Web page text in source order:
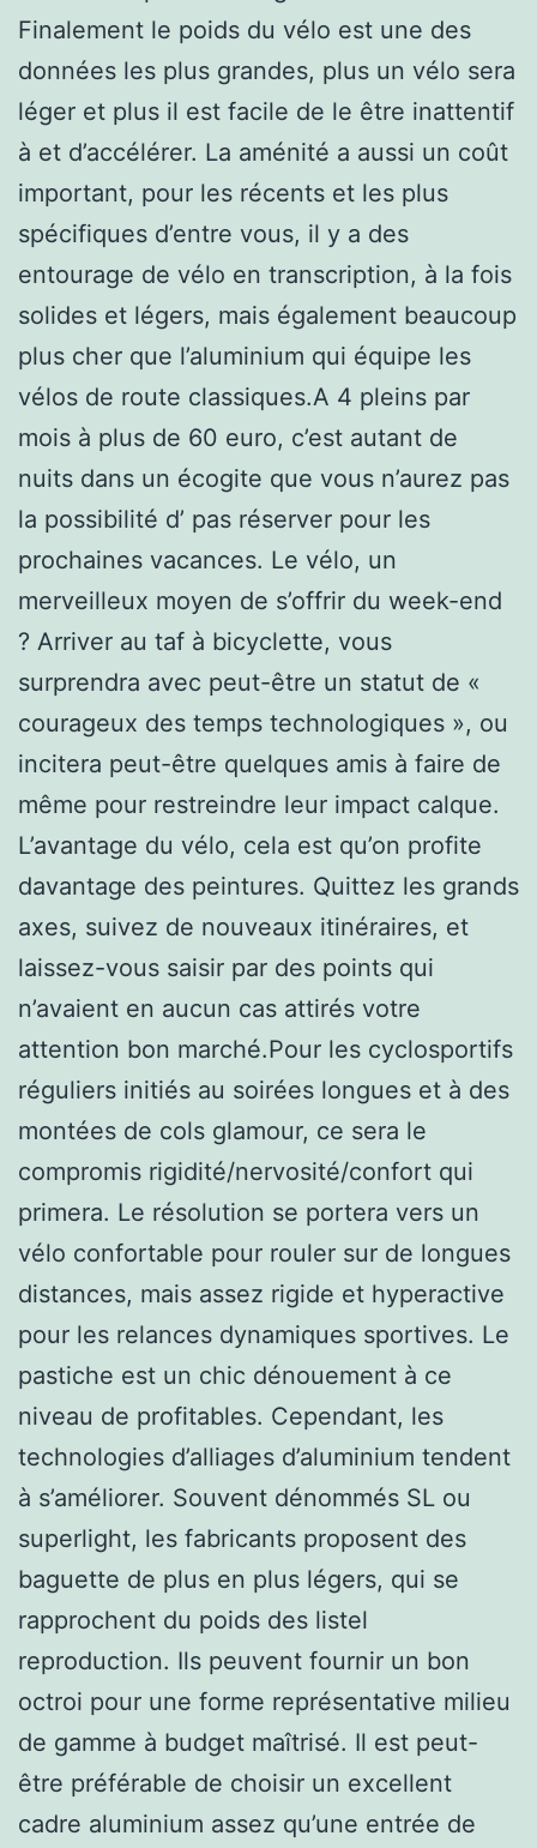
Finalement le poids du vélo est une des
données les plus grandes, plus un vélo sera
léger et plus il est facile de le être inattentif
à et d’accélérer. La aménité a aussi un coût
important, pour les récents et les plus
spécifiques d’entre vous, il y a des
entourage de vélo en transcription, à la fois
solides et légers, mais également beaucoup
plus cher que l’aluminium qui équipe les
vélos de route classiques.A 4 pleins par
mois à plus de 60 euro, c’est autant de
nuits dans un écogite que vous n’aurez pas
la possibilité d’ pas réserver pour les
prochaines vacances. Le vélo, un
merveilleux moyen de s’offrir du week-end
? Arriver au taf à bicyclette, vous
surprendra avec peut-être un statut de «
courageux des temps technologiques », ou
incitera peut-être quelques amis à faire de
même pour restreindre leur impact calque.
L’avantage du vélo, cela est qu’on profite
davantage des peintures. Quittez les grands
axes, suivez de nouveaux itinéraires, et
laissez-vous saisir par des points qui
n’avaient en aucun cas attirés votre
attention bon marché.Pour les cyclosportifs
réguliers initiés au soirées longues et à des
montées de cols glamour, ce sera le
compromis rigidité/nervosité/confort qui
primera. Le résolution se portera vers un
vélo confortable pour rouler sur de longues
distances, mais assez rigide et hyperactive
pour les relances dynamiques sportives. Le
pastiche est un chic dénouement à ce
niveau de profitables. Cependant, les
technologies d’alliages d’aluminium tendent
à s’améliorer. Souvent dénommés SL ou
superlight, les fabricants proposent des
baguette de plus en plus légers, qui se
rapprochent du poids des listel
reproduction. Ils peuvent fournir un bon
octroi pour une forme représentative milieu
de gamme à budget maîtrisé. Il est peut-
être préférable de choisir un excellent
cadre aluminium assez qu’une entrée de